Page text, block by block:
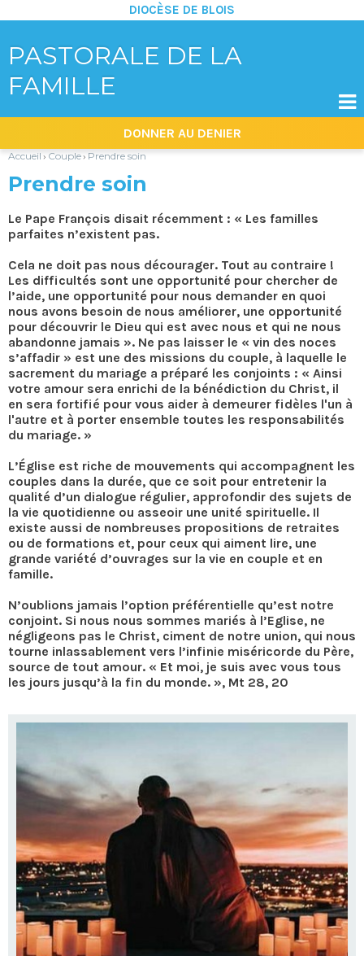
PASTORALE DE LA
FAMILLE
DIOCÈSE DE BLOIS
|
Aller
navigation
DONNER AU DENIER

Accueil › Couple› Prendre soin
Prendre soin
Le Pape François disait récemment : « Les familles
parfaites n’existent pas.
Cela ne doit pas nous décourager. Tout au contraire !
Les difficultés sont une opportunité pour chercher de
l’aide, une opportunité pour nous demander en quoi
nous avons besoin de nous améliorer, une opportunité
pour découvrir le Dieu qui est avec nous et qui ne nous
abandonne jamais ». Ne pas laisser le « vin des noces
s’affadir » est une des missions du couple, à laquelle le
sacrement du mariage a préparé les conjoints : « Ainsi
votre amour sera enrichi de la bénédiction du Christ, il
en sera fortifié pour vous aider à demeurer fidèles l'un à
l'autre et à porter ensemble toutes les responsabilités
du mariage. »
L’Église est riche de mouvements qui accompagnent les
couples dans la durée, que ce soit pour entretenir la
qualité d’un dialogue régulier, approfondir des sujets de
la vie quotidienne ou asseoir une unité spirituelle. Il
existe aussi de nombreuses propositions de retraites
ou de formations et, pour ceux qui aiment lire, une
grande variété d’ouvrages sur la vie en couple et en
famille.
N’oublions jamais l’option préférentielle qu’est notre
conjoint. Si nous nous sommes mariés à l’Eglise, ne
négligeons pas le Christ, ciment de notre union, qui nous
tourne inlassablement vers l’infinie miséricorde du Père,
source de tout amour. « Et moi, je suis avec vous tous
les jours jusqu’à la fin du monde. », Mt 28, 20